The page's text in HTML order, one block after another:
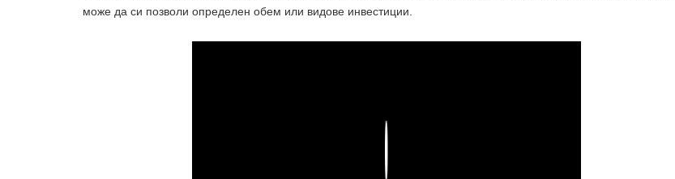
може да си позволи определен обем или видове инвестиции.